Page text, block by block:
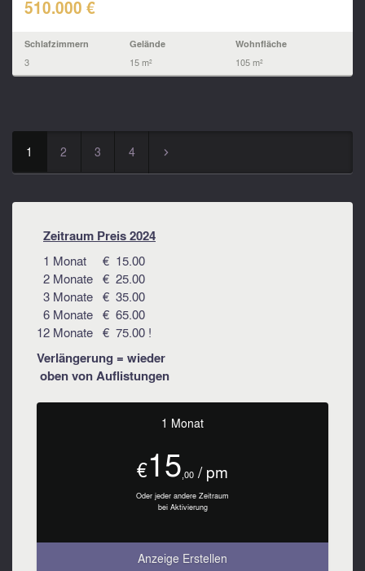
510.000 €
Schlafzimmern
3
Gelände
15 m²
Wohnfläche
105 m²
1 2 3 4 ▻
Zeitraum Preis 2024
1 Monat € 15.00
2 Monate € 25.00
3 Monate € 35.00
6 Monate € 65.00
12 Monate € 75.00 !
Verlängerung = wieder
oben von Auflistungen
1 Monat
€15,00 / pm
Oder jeder andere Zeitraum
bei Aktivierung
Anzeige Erstellen